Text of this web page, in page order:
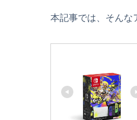
本記事では、そんな